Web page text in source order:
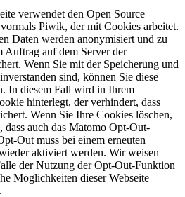
verwendet den Open Source
Piwik, der mit Cookies arbeitet.
Daten werden anonymisiert und zu
Auftrag auf dem Server der
Wenn Sie mit der Speicherung und
sind, können Sie diese
In diesem Fall wird in Ihrem
hinterlegt, der verhindert, dass
Wenn Sie Ihre Cookies löschen,
dass auch das Matomo Opt-Out-
Out muss bei einem erneuten
aktiviert werden. Wir weisen
der Nutzung der Opt-Out-Funktion
Möglichkeiten dieser Webseite